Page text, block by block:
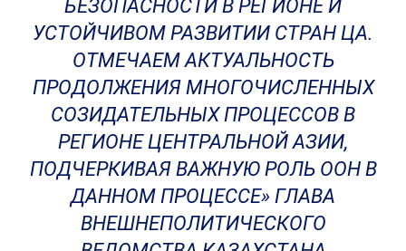
БЕЗОПАСНОСТИ В РЕГИОНЕ И
УСТОЙЧИВОМ РАЗВИТИИ СТРАН ЦА.
ОТМЕЧАЕМ АКТУАЛЬНОСТЬ
ПРОДОЛЖЕНИЯ МНОГОЧИСЛЕННЫХ
СОЗИДАТЕЛЬНЫХ ПРОЦЕССОВ В
РЕГИОНЕ ЦЕНТРАЛЬНОЙ АЗИИ,
ПОДЧЕРКИВАЯ ВАЖНУЮ РОЛЬ ООН В
ДАННОМ ПРОЦЕССЕ» ГЛАВА
ВНЕШНЕПОЛИТИЧЕСКОГО